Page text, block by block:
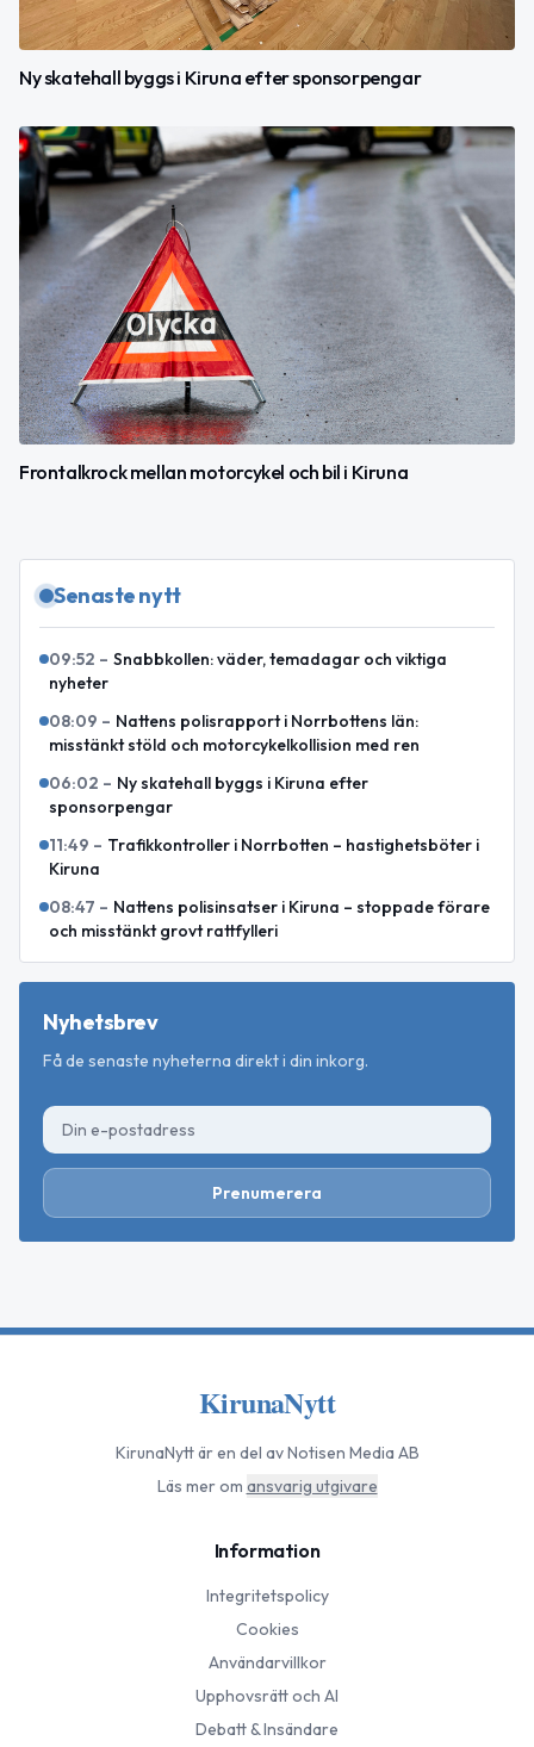
Ny skatehall byggs i Kiruna efter sponsorpengar
Frontalkrock mellan motorcykel och bil i Kiruna
Senaste nytt
09:52 – Snabbkollen: väder, temadagar och viktiga
nyheter
08:09 – Nattens polisrapport i Norrbottens län:
misstänkt stöld och motorcykelkollision med ren
06:02 – Ny skatehall byggs i Kiruna efter
sponsorpengar
11:49 – Trafikkontroller i Norrbotten – hastighetsböter i
Kiruna
08:47 – Nattens polisinsatser i Kiruna – stoppade förare
och misstänkt grovt rattfylleri
Nyhetsbrev
Få de senaste nyheterna direkt i din inkorg.
Prenumerera
KirunaNytt
KirunaNyttär en del av Notisen Media AB
Läs mer om ansvarig utgivare
Information
Integritetspolicy
Cookies
Användarvillkor
Upphovsrätt och AI
Debatt & Insändare